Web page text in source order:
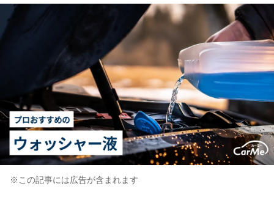
※この記事には広告が含まれます